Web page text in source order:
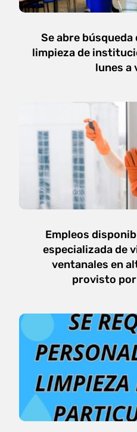
Se abre
limpieza de
lunes a
Empleos
especializada de
ventanales en
provisto